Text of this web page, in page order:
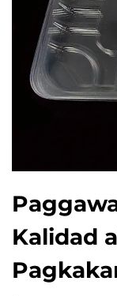
Kalidad